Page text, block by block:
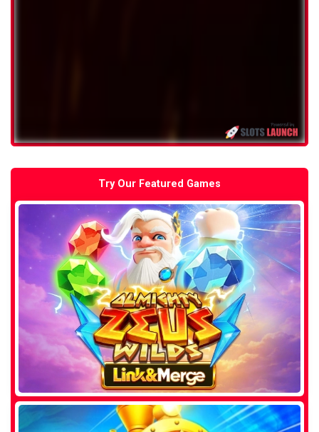
Try Our Featured Games